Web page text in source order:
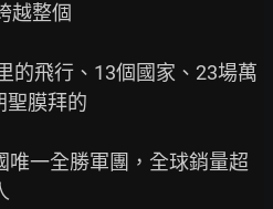
越整個
的飛行、13個國家、23場萬
聖膜拜的
一全勝軍團，全球銷量超